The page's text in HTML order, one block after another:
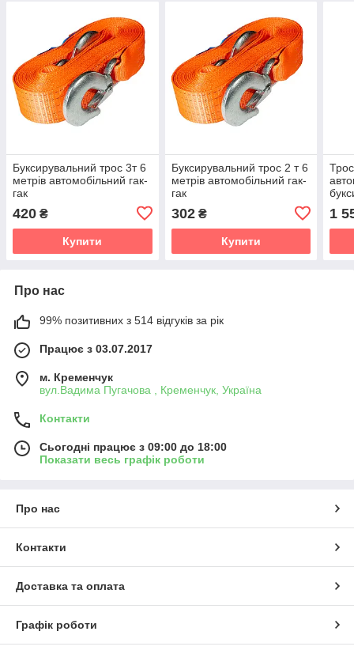
Буксирувальний трос 3т 6
метрів автомобільний гак-
гак
420 ₴
Купити
Буксирувальний трос 2 т 6
метрів автомобільний гак-
гак
302₴
Купити
1
Про нас
99% позитивних з 514 відгуків за рік
Працює з 03.07.2017
м. Кременчук
вул.Вадима Пугачова , Кременчук, Україна
Контакти
Сьогодні працює з 09:00 до 18:00
Показати весь графік роботи
Про нас
Контакти
Доставка та оплата
Графік роботи